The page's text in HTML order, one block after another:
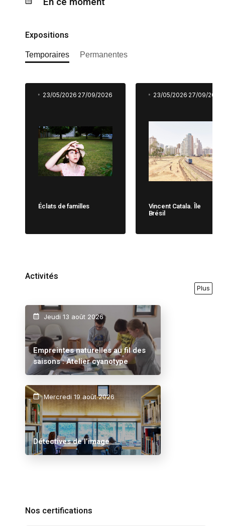
Expositions
Temporaires Permanentes
23/05/2026 27/09/2026
Éclats de familles
23/05/2026 27/09/2026
Vincent Catala. Île
Brésil
Activités
Plus
Jeudi 13 août 2026
Empreintes naturelles au fil des
saisons : Atelier cyanotype
Mercredi 19 août 2026
Détectives de l’image
Nos certifications